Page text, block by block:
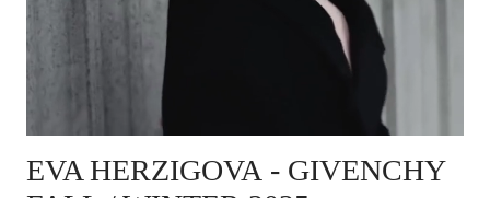
EVA HERZIGOVA - GIVENCHY